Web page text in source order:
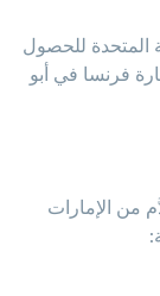
المتحدة للحصول
فرنسا في أبو
من الإمارات